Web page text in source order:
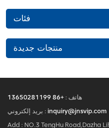
فئات
منتجات جديدة
هاتف : +86 13650281199
بريد إلكتروني : inquiry@jnsvip.com
Add : NO.3 TengHu Road,Dazha